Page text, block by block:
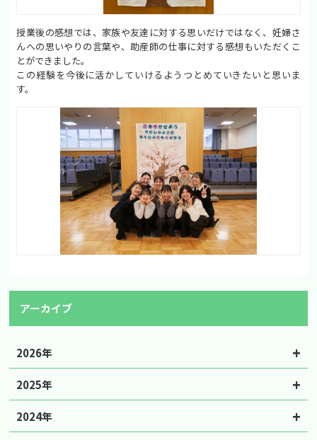
授業後の感想では、家族や友達に対する思いだけではなく、妊婦さ
んへの思いやりの言葉や、助産師の仕事に対する感想もいただくこ
とができました。
この経験を今後に活かしていけるようつとめていきたいと思いま
す。
アーカイブ
2026年
2025年
2024年